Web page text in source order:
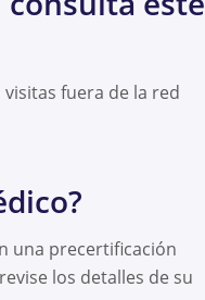
fuera de la red
una precertificación
los detalles de su